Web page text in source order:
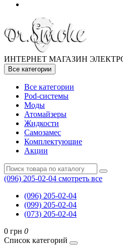
ИНТЕРНЕТ МАГАЗИН
Все категории
Все категории
Pod-системы
Моды
Атомайзеры
Жидкости
Самозамес
Комплектующие
Акции
(096) 205-02-04 смотреть все
(096) 205-02-04
(099) 205-02-04
(073) 205-02-04
0 грн 0
Список категорий